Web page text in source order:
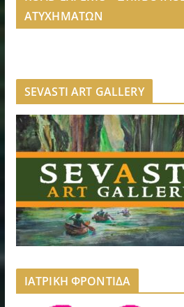
ΑΤΥΧΗΜΑΤΩΝ
SEVASTI ART GALLERY
ΙΑΤΡΙΚΗ ΦΡΟΝΤΙΔΑ